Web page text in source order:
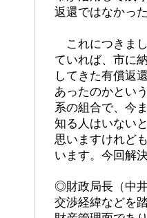
返還ではなかった
これにつきま
ていれば、市に
してきた有償返
あったのかとい
系の組合で、今
知る人はいない
思いますけれど
います。今回解
◎財政局長（中
交渉経緯などを